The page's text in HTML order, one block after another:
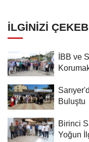
İBB ve